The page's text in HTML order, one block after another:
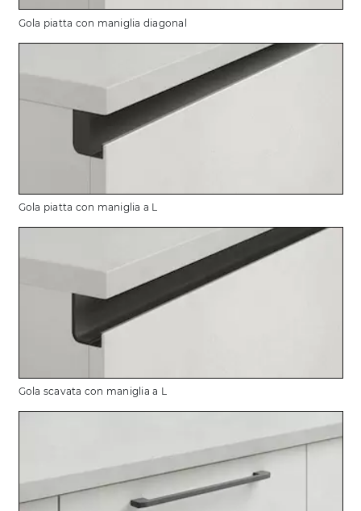
Gola piatta con maniglia diagonal
Gola piatta con maniglia a L
Gola scavata con maniglia a L